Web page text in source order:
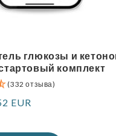
глюкозы и
комплект
(332 отзыва)
EUR